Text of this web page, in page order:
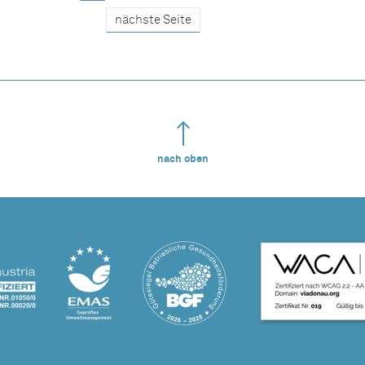
nächste Seite
nach oben